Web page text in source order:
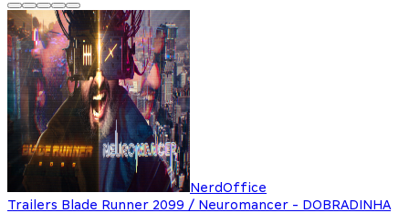
NerdOffice
Trailers Blade Runner 2099 / Neuromancer - DOBRADINHA